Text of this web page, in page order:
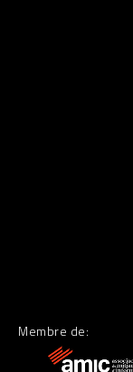
Membre de: